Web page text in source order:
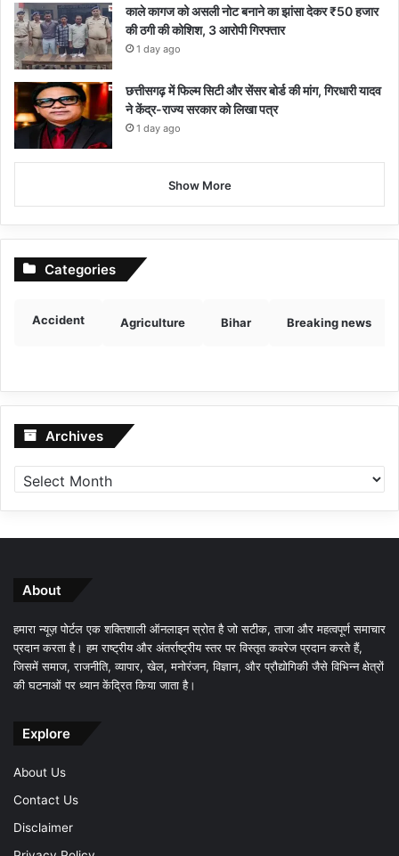
काले कागज को असली नोट बनाने का झांसा देकर ₹50 हजार
की ठगी की कोशिश, 3 आरोपी गिरफ्तार
1 day ago
छत्तीसगढ़ में फिल्म सिटी और सेंसर बोर्ड की मांग, गिरधारी यादव
ने केंद्र-राज्य सरकार को लिखा पत्र
1 day ago
Show More
Categories
Accident Agriculture Bihar Breaking news
Archives Archives
About
हमारा न्यूज़ पोर्टल एक शक्तिशाली ऑनलाइन स्रोत है जो सटीक, ताजा और महत्वपूर्ण समाचार
प्रदान करता है। हम राष्ट्रीय और अंतर्राष्ट्रीय स्तर पर विस्तृत कवरेज प्रदान करते हैं,
जिसमें समाज, राजनीति, व्यापार, खेल, मनोरंजन, विज्ञान, और प्रौद्योगिकी जैसे विभिन्न क्षेत्रों
की घटनाओं पर ध्यान केंद्रित किया जाता है।
Explore
About Us
Contact Us
Disclaimer